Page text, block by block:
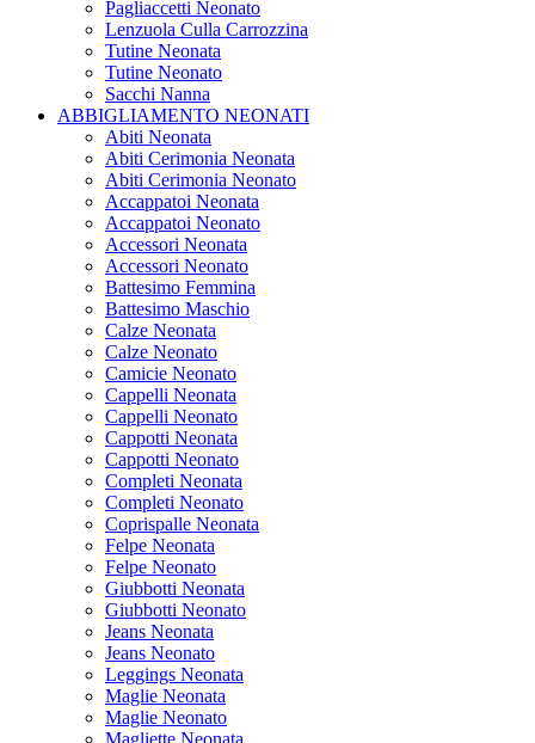
Pagliaccetti Neonato
Lenzuola Culla Carrozzina
Tutine Neonata
Tutine Neonato
Sacchi Nanna
ABBIGLIAMENTO NEONATI
Abiti Neonata
Abiti Cerimonia Neonata
Abiti Cerimonia Neonato
Accappatoi Neonata
Accappatoi Neonato
Accessori Neonata
Accessori Neonato
Battesimo Femmina
Battesimo Maschio
Calze Neonata
Calze Neonato
Camicie Neonato
Cappelli Neonata
Cappelli Neonato
Cappotti Neonata
Cappotti Neonato
Completi Neonata
Completi Neonato
Coprispalle Neonata
Felpe Neonata
Felpe Neonato
Giubbotti Neonata
Giubbotti Neonato
Jeans Neonata
Jeans Neonato
Leggings Neonata
Maglie Neonata
Maglie Neonato
Magliette Neonata